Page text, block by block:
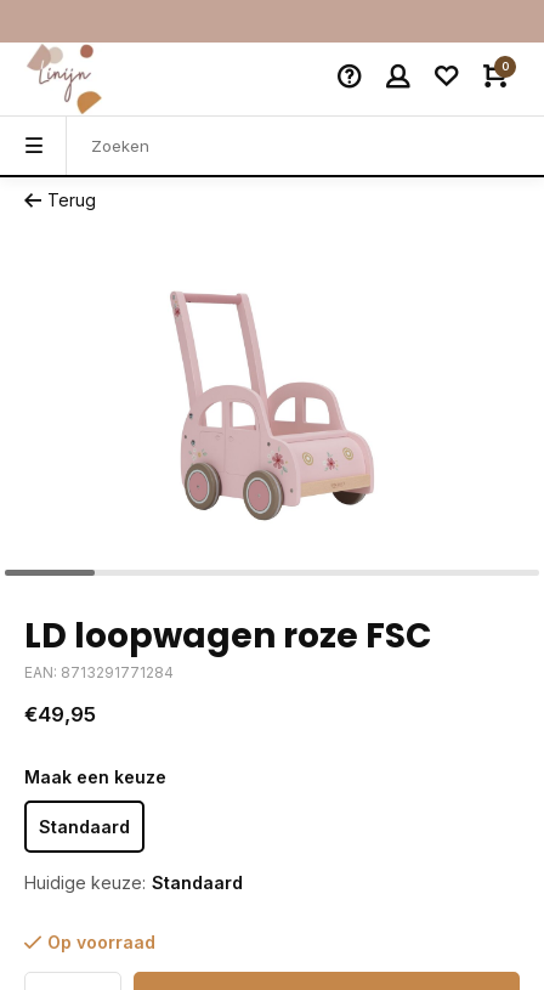
0
Terug
LD loopwagen roze FSC
EAN: 8713291771284
€49,95
Maak een keuze
Standaard
Huidige keuze: Standaard
Op voorraad